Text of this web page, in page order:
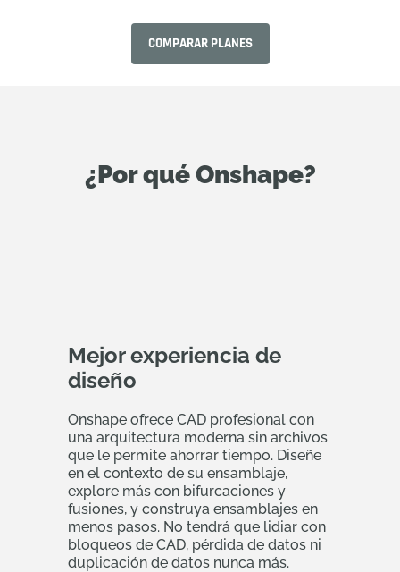
COMPARAR PLANES
¿Por qué Onshape?
Mejor experiencia de
diseño
Onshape ofrece CAD profesional con
una arquitectura moderna sin archivos
que le permite ahorrar tiempo. Diseñe
en el contexto de su ensamblaje,
explore más con bifurcaciones y
fusiones, y construya ensamblajes en
menos pasos. No tendrá que lidiar con
bloqueos de CAD, pérdida de datos ni
duplicación de datos nunca más.